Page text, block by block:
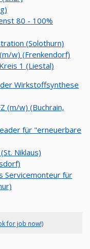
80 - 100%
(Solothurn)
w) (Frenkendorf)
1 (Liestal)
Wirkstoffsynthese
(m/w) (Buchrain,
für "erneuerbare
Niklaus)
Servicemonteur für
for job now!)